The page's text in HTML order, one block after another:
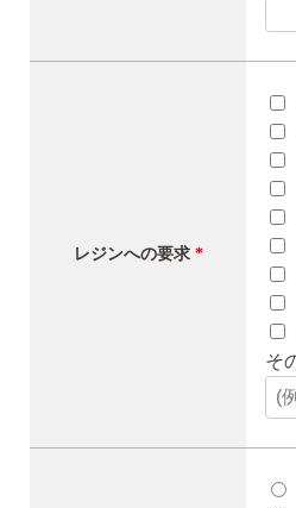
レジンへの要求 *
そ